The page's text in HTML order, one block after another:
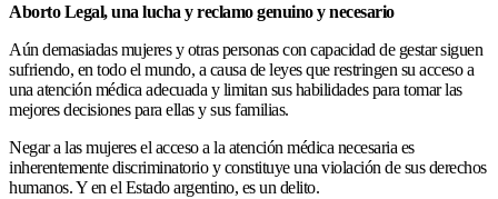
Aborto Legal, una lucha y reclamo genuino y necesario
Aún demasiadas mujeres y otras personas con capacidad de gestar siguen
sufriendo, en todo el mundo, a causa de leyes que restringen su acceso a
una atención médica adecuada y limitan sus habilidades para tomar las
mejores decisiones para ellas y sus familias.
Negar a las mujeres el acceso a la atención médica necesaria es
inherentemente discriminatorio y constituye una violación de sus derechos
humanos. Y en el Estado argentino, es un delito.